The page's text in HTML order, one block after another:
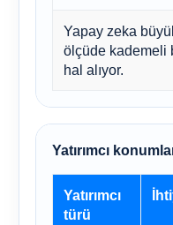
Yapay zeka
ölçüde kademeli
hal alıyor.
Yatırımcı
Yatırımcı
türü